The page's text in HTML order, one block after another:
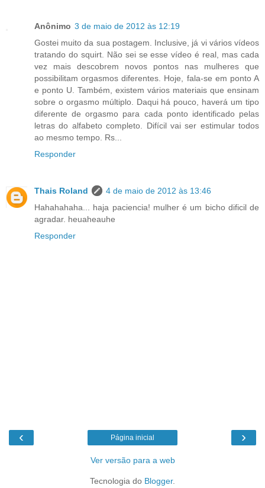
Anônimo 3 de maio de 2012 às 12:19
Gostei muito da sua postagem. Inclusive, já vi vários vídeos
tratando do squirt. Não sei se esse vídeo é real, mas cada
vez mais descobrem novos pontos nas mulheres que
possibilitam orgasmos diferentes. Hoje, fala-se em ponto A
e ponto U. Também, existem vários materiais que ensinam
sobre o orgasmo múltiplo. Daqui há pouco, haverá um tipo
diferente de orgasmo para cada ponto identificado pelas
letras do alfabeto completo. Difícil vai ser estimular todos
ao mesmo tempo. Rs...
Responder
Thais Roland
4 de maio de 2012 às 13:46
Hahahahaha... haja paciencia! mulher é um bicho dificil de
agradar. heuaheauhe
Responder
‹ ›
Página inicial
Ver versão para a web
Tecnologia do Blogger.